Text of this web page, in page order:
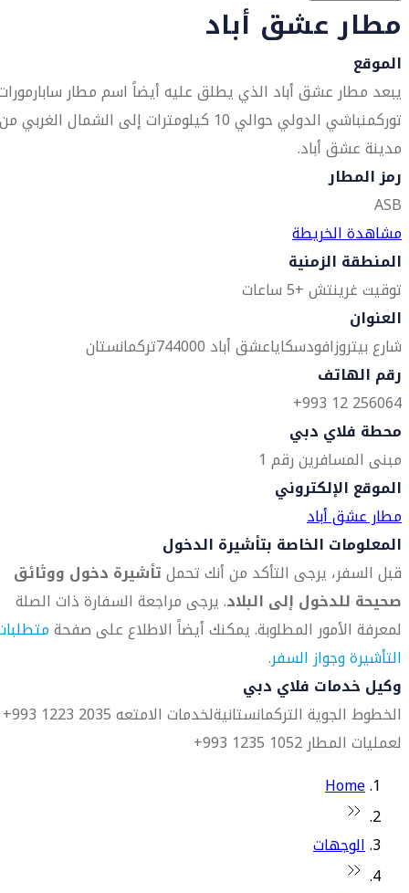
مطار عشق أباد
الموقع
يبعد مطار عشق أباد الذي يطلق عليه أيضاً اسم مطار
توركمنباشي الدولي حوالي 10 كيلومترات إلى الشمال الغربي من
مدينة عشق أباد.
رمز المطار
ASB
مشاهدة الخريطة
المنطقة الزمنية
توقيت غرينتش +5 ساعات
العنوان
شارع بيتروزافودسكاياعشق أباد 744000
تركمانستان
رقم الهاتف
256064 12 993+
محطة فلاي دبي
مبنى المسافرين رقم 1
الموقع الإلكتروني
مطار عشق أباد
المعلومات الخاصة بتأشيرة الدخول
قبل السفر، يرجى التأكد من أنك تحملتأشيرة دخول ووثائق
صحيحة للدخول إلى البلاد. يرجى مراجعة السفارة ذات الصلة
لمعرفة الأمور المطلوبة. يمكنك أيضاً الاطلاع على صفحة
التأشيرة وجواز السفر.
وكيل خدمات فلاي دبي
الخطوط الجوية التركمانستانيةلخدمات الامتعه 2035 1223 993+
لعمليات المطار 1052 1235 993+
Home
الوجهات